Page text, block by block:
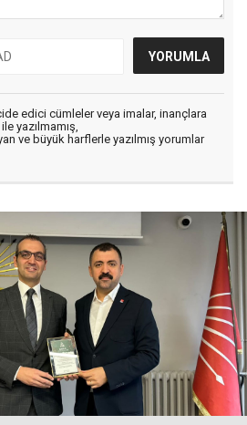
edici cümleler veya imalar, inançlara
yazılmamış,
ve büyük harflerle yazılmış yorumlar